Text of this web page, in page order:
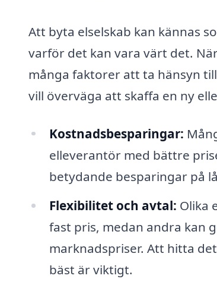
Att byta elselskab kan kännas
varför det kan vara värt det.
många faktorer att ta hänsyn
vill överväga att skaffa en ny
Kostnadsbesparingar:
elleverantör med bättre
betydande besparingar på
Flexibilitet och avtal: Olika
fast pris, medan andra kan
marknadspriser. Att hitta
bäst är viktigt.